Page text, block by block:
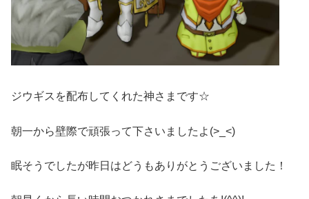
ジウギスを配布してくれた神さまです☆
朝一から壁際で頑張って下さいましたよ(>_<)ゞ
眠そうでしたが昨日はどうもありがとうございました！